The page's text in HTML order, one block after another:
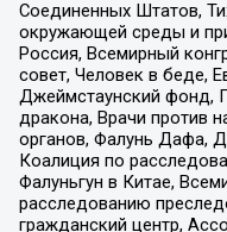
Соединенных Штатов,
окружающей среды и
Россия, Всемирный
совет, Человек в беде,
Джеймстаунский фонд,
дракона, Врачи против
органов, Фалунь Дафа,
Коалиция по
Фалуньгун в Китае,
расследованию
гражданский центр,